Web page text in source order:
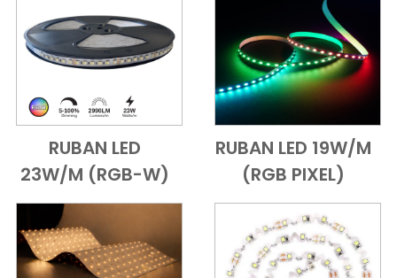
Add to CartVue d'ensemble
RUBAN LED
23W/M (RGB-W)
Add to Cart
Vue
RUBAN LED 19W/M
(RGB PIXEL)